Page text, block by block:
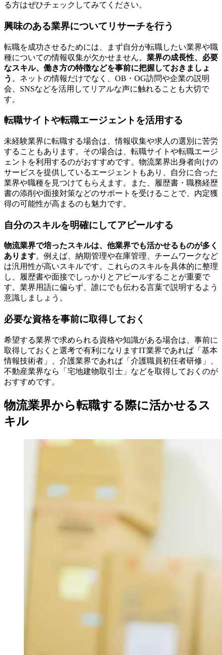
る方はぜひチェックしてみてください。
興味のある業界についてリサーチを行う
転職を成功させるためには、まず自分が転職したい業界や職
種についての情報収集が欠かせません。 業界の成長性、必要
なスキル、働き方の特徴などを事前に把握しておきましょ
う 。ネットの情報だけでなく、OB・OG訪問や企業の説明
会、SNSなどを活用してリアルな声に触れることも大切で
す。
転職サイトや転職エージェントを活用する
未経験業界に転職する場合は、情報収集や求人の選別に苦労
することもあります。その場合は、転職サイトや転職エージ
ェントを利用するのがおすすめです。物流業界出身者向けの
サービスを提供しているエージェントもあり、自分に合った
業界や職種を見つけてもらえます。また、履歴書・職務経歴
書の添削や面接対策などのサポートを受けることで、内定獲
得の可能性が高まるのも魅力です。
自分のスキルを明確にしてアピールする
物流業界で培ったスキルは、他業界でも活かせるものが多く
あります。例えば、納期管理や在庫管理、チームワークなど
は汎用性が高いスキルです。これらのスキルを具体的に整理
し、履歴書や面接でしっかりとアピールすることが重要で
す。業界用語に偏らず、誰にでも伝わる言葉で説明するよう
意識しましょう。
必要な資格を事前に取得しておく
希望する業界で求められる資格や知識がある場合は、事前に
取得しておくと選考で有利になりますIT業界であれば「基本
情報技術者」、介護業界であれば「介護職員初任者研修」、
不動産業界なら「宅地建物取引士」などを取得しておくのが
おすすめです。
物流業界から転職する際に活かせるス
キル